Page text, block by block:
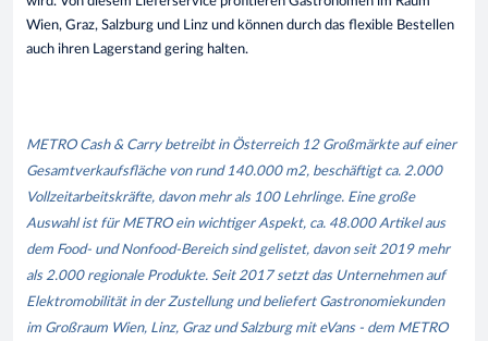
Wien, Graz, Salzburg und Linz und können durch das flexible Bestellen
auch ihren Lagerstand gering halten.
METRO Cash & Carry betreibt in Österreich 12 Großmärkte auf einer
Gesamtverkaufsfläche von rund 140.000 m2, beschäftigt ca. 2.000
Vollzeitarbeitskräfte, davon mehr als 100 Lehrlinge. Eine große
Auswahl ist für METRO ein wichtiger Aspekt, ca. 48.000 Artikel aus
dem Food- und Nonfood-Bereich sind gelistet, davon seit 2019 mehr
als 2.000 regionale Produkte. Seit 2017 setzt das Unternehmen auf
Elektromobilität in der Zustellung und beliefert Gastronomiekunden
im Großraum Wien, Linz, Graz und Salzburg mit eVans - dem METRO